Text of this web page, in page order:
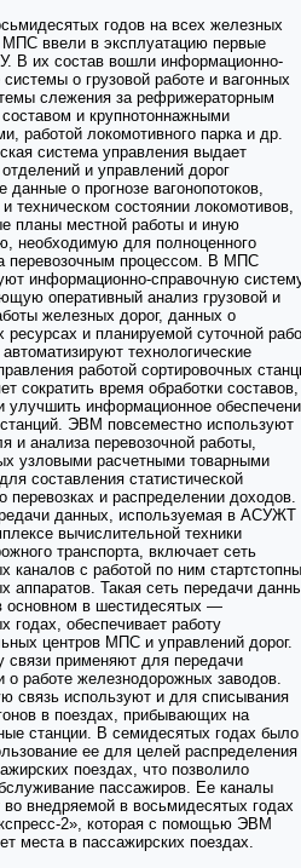
годов на всех железных
МПС ввели в эксплуатацию первые
В их состав вошли информационно-
о грузовой работе и вагонных
слежения за рефрижераторным
и крупнотоннажными
работой локомотивного парка и др.
система управления выдает
и управлений дорог
данные о прогнозе вагонопотоков,
техническом состоянии локомотивов,
планы местной работы и иную
необходимую для полноценного
перевозочным процессом. В МПС
информационно-справочную
оперативный анализ грузовой и
железных дорог, данных о
ресурсах и планируемой суточной
технологические
работой сортировочных
сократить время обработки составов,
улучшить информационное
станций. ЭВМ повсеместно используют
и анализа перевозочной работы,
узловыми расчетными товарными
составления статистической
перевозках и распределении доходов.
данных, используемая в АСУЖТ
вычислительной техники
транспорта, включает сеть
каналов с работой по ним
аппаратов. Такая сеть передачи
основном в шестидесятых —
годах, обеспечивает работу
центров МПС и управлений дорог.
связи применяют для передачи
о работе железнодорожных заводов.
связь используют и для списывания
в поездах, прибывающих на
станции. В семидесятых годах было
ее для целей распределения
поездах, что позволило
пассажиров. Ее каналы
во внедряемой в восьмидесятых годах
2», которая с помощью ЭВМ
места в пассажирских поездах.